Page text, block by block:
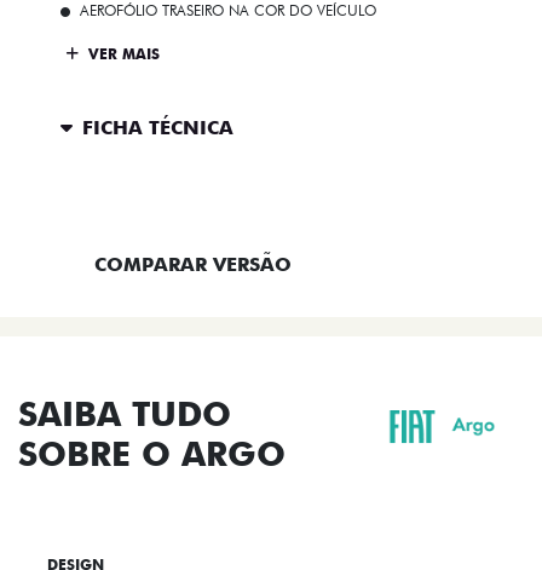
AEROFÓLIO TRASEIRO NA COR DO VEÍCULO
VER MAIS
FICHA TÉCNICA
COMPARAR VERSÃO
SAIBA TUDO
SOBRE O ARGO
DESIGN